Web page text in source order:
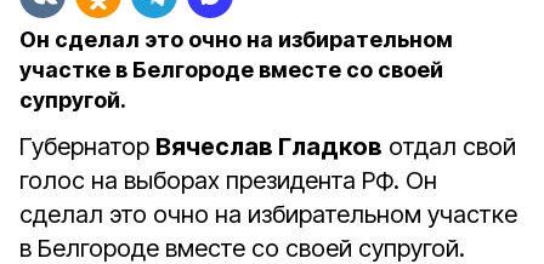
Он сделал это очно на избирательном
участке в Белгороде вместе со своей
супругой.
Губернатор Вячеслав Гладков отдал свой
голос на выборах президента РФ. Он
сделал это очно на избирательном участке
в Белгороде вместе со своей супругой.